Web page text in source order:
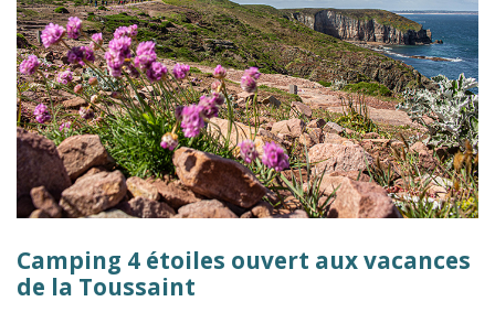
Camping 4 étoiles ouvert aux vacances
de la Toussaint